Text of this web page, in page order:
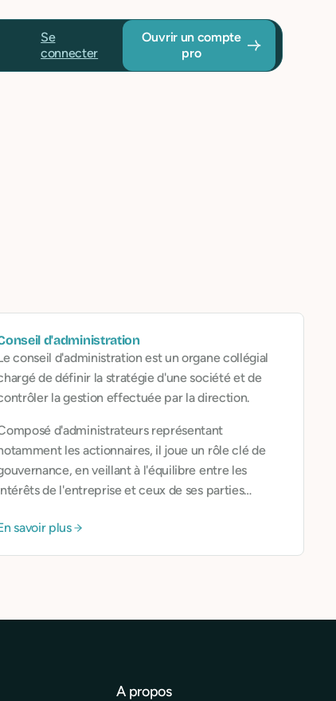
Se
connecter
Ouvrir un compte
pro
d'administration
conseil d'administration est un organe collégial
de définir la stratégie d'une société et de
la gestion effectuée par la direction.
d'administrateurs représentant
les actionnaires, il joue un rôle clé de
en veillant à l'équilibre entre les
de l'entreprise et ceux de ses parties
savoir plus
A propos